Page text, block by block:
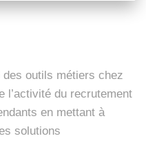
des outils métiers chez
l’activité du recrutement
en mettant à
solutions